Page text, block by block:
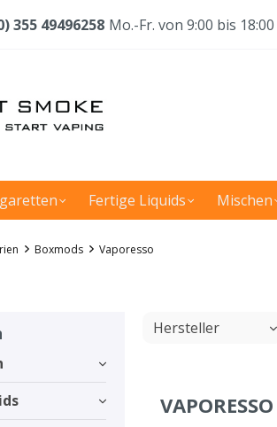
355 49496258 Mo.-Fr. von 9:00 bis
Fertige Liquids Mischen
Boxmods Vaporesso
Hersteller
VAPORESSO